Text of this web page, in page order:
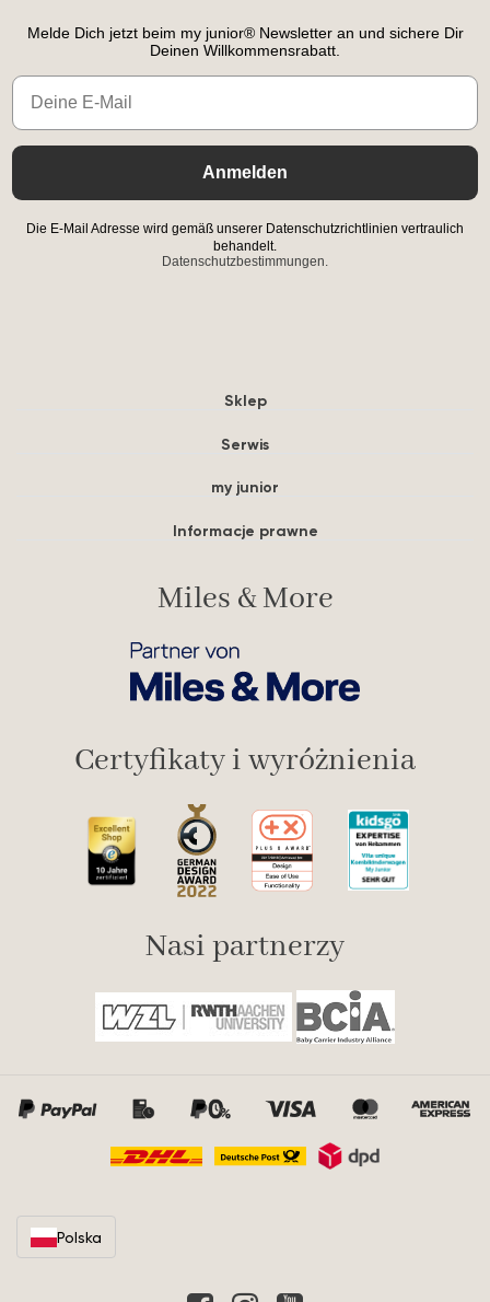
Melde Dich jetzt beim my junior® Newsletter an und sichere Dir
Deinen Willkommensrabatt.
Email
Anmelden
Die E-Mail Adresse wird gemäß unserer Datenschutzrichtlinien vertraulich
behandelt.
Datenschutzbestimmungen.
Sklep
Serwis
my junior
Informacje prawne
Miles & More
Certyfikaty i wyróżnienia
Nasi partnerzy
Polska